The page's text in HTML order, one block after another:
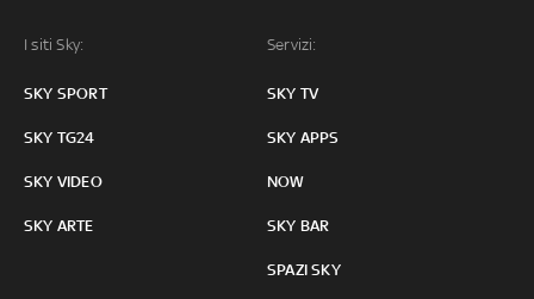
I siti Sky:
SKY SPORT
SKY TG24
SKY VIDEO
SKY ARTE
Servizi:
SKY TV
SKY APPS
NOW
SKY BAR
SPAZI SKY